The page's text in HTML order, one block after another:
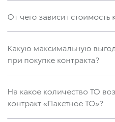
От чего зависит стоимость
Какую максимальную
при покупке контракта?
На какое количество ТО
контракт «Пакетное ТО»?